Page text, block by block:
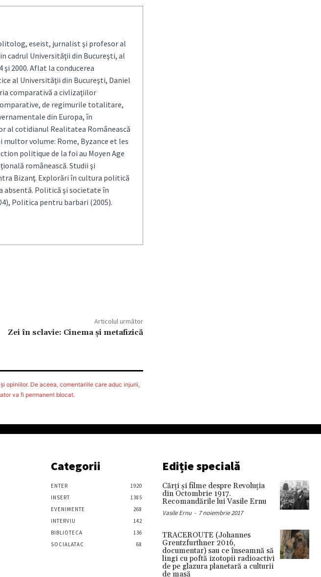
eseist, jurnalist şi profesor al
cadrul Universităţii din Bucureşti, al
şi 2000. Aflat la conducerea
al Universităţii din Bucureşti, Daniel
comparativă a civlizaţiilor
de regimurile totalitare,
din Europa, în
al cotidianul Realitatea Românească
multor volume: Rome, Byzance et les
politique de la foi au Moyen Age
românească. Studii şi
Bizanţ. Explorări în cultura politică
absentă. Politică şi societate în
Politica pentru barbari (2005).
Articolul următor
Zei în sclavie: Cinema şi metafizică
opiniilor. De aceea, comentariile care aduc injurii,
va fi permanent blocat.
Categorii
ENTER
1920
INSERT
1385
EVENIMENTE
268
INTERVIU
142
BIBLIOTECA
136
SOCIALATAC
68
Ediție specială
Cărţi şi filme despre Revoluţia
din Octombrie 1917.
Recomandările lui Vasile Ernu
Vasile Ernu - 7 noiembrie 2017
TRACEROUTE (Johannes
Grentzfurthner 2016,
documentar) sau ce înseamnă să
lingi cu poftă izotopii radioactivi
de pe glazura planetară a culturii
de masă